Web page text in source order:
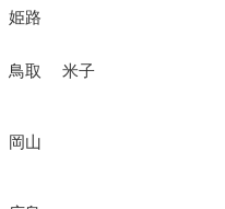
姫路
鳥取 米子
岡山